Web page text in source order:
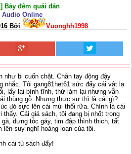
Bảy đêm quái đản
Audio Online
Bởi
Vuonghh1998
bị cuốn chặt. Chân tay động đậy
nhắc. Tôi gang81het61 sức đẩy cái vật lạ
lấy lại bình tĩnh, thử làm lại nhưng vẫn
thùng gỗ. Nhưng thực sự thì là cái gì?
đó sực lên cái mùi thối rữa. Chính là cái
Cái giá sách, tôi đang bị nhốt trong
dựng tóc gáy, tim đập thình thịch, tất
lên suy nghĩ hoảng loạn của tôi.
cái tủ sách đấy!